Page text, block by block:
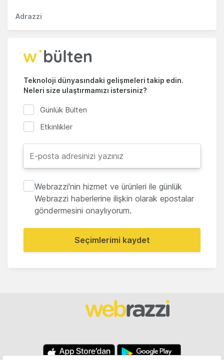
Adrazzi
Teknoloji dünyasındaki gelişmeleri takip edin.
Neleri size ulaştırmamızı istersiniz?
Günlük Bülten
Etkinlikler
Webrazzi'nin hizmet ve ürünleri ile günlük
Webrazzi haberlerine ilişkin olarak epostalar
göndermesini onaylıyorum.
Seçimlerimi kaydet